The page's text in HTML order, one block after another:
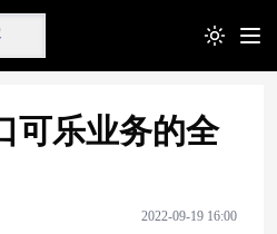
Toggle
可乐业务的全
2022-09-19 16:00